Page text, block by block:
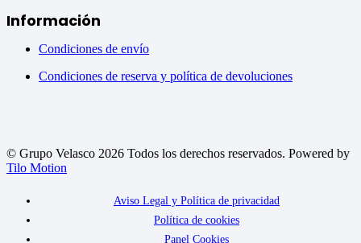
Información
Condiciones de envío
Condiciones de reserva y política de devoluciones
© Grupo Velasco 2026 Todos los derechos reservados. Powered by
Tilo Motion
Aviso Legal y Política de privacidad
Política de cookies
Panel Cookies